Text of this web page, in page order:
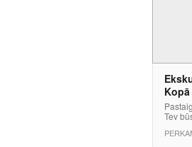
Kopā
Tev